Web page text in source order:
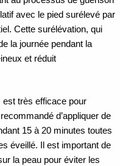
avec le pied surélevé par
Cette surélévation, qui
la journée pendant la
et réduit
est très efficace pour
d’appliquer de
15 à 20 minutes toutes
éveillé. Il est important de
la peau pour éviter les